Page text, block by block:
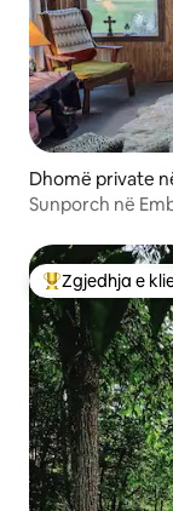
Dhomë private
Sunporch në
Më të mirat e
Zgjedhja e